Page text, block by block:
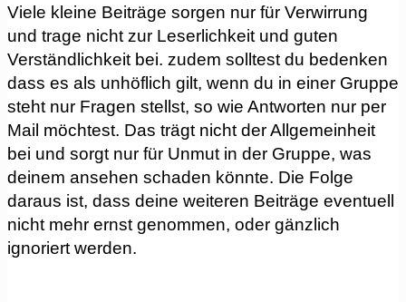
Viele kleine Beiträge sorgen nur für Verwirrung
und trage nicht zur Leserlichkeit und guten
Verständlichkeit bei. zudem solltest du bedenken
dass es als unhöflich gilt, wenn du in einer Gruppe
steht nur Fragen stellst, so wie Antworten nur per
Mail möchtest. Das trägt nicht der Allgemeinheit
bei und sorgt nur für Unmut in der Gruppe, was
deinem ansehen schaden könnte. Die Folge
daraus ist, dass deine weiteren Beiträge eventuell
nicht mehr ernst genommen, oder gänzlich
ignoriert werden.